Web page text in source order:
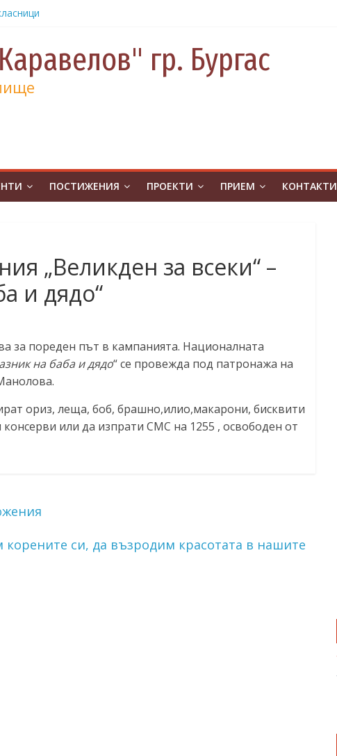
и 130
с
на
гр. Бургас
ПОСТИЖЕНИЯ ПРОЕКТИ ПРИЕМ КОНТАКТИ
„Великден за всеки“ –
и дядо“
за пореден път в кампанията. Националната
на баба и дядо“ се провежда под патронажа на
ориз, леща, боб, брашно,илио,макарони, бисквити
консерви или да изпрати СМС на 1255 , освободен от
си, да възродим красотата в нашите